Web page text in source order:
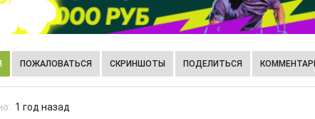
ПОЖАЛОВАТЬСЯ СКРИНШОТЫ ПОДЕЛИТЬСЯ
1 год назад